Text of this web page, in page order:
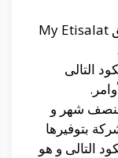
من الممكن الدخول إلى تطبيق My Etisalat
التالى
شهر و
بتوفيرها
التالى و هو